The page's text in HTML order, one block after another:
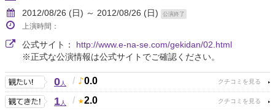
2012/08/26 (日) ～ 2012/08/26 (日)
公演終了
上演時間：
公式サイト： http://www.e-na-se.com/gekidan/02.html
※正式な公演情報は公式サイトでご確認ください。
0人 / 0.0
1人 / 2.0